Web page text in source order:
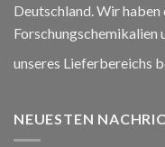
Deutschland. Wir haben
Forschungschemikalien
unseres Lieferbereichs
NEUESTEN